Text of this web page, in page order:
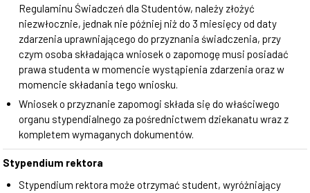
Regulaminu Świadczeń dla Studentów, należy złożyć
niezwłocznie, jednak nie później niż do 3 miesięcy od daty
zdarzenia uprawniającego do przyznania świadczenia, przy
czym osoba składająca wniosek o zapomogę musi posiadać
prawa studenta w momencie wystąpienia zdarzenia oraz w
momencie składania tego wniosku.
Wniosek o przyznanie zapomogi składa się do właściwego
organu stypendialnego za pośrednictwem dziekanatu wraz z
kompletem wymaganych dokumentów.
Stypendium rektora
Stypendium rektora może otrzymać student, wyróżniający